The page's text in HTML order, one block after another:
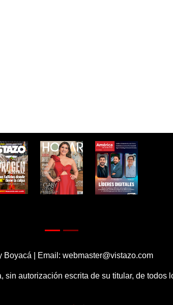
Boyacá | Email: webmaster@vistazo.com
autorización escrita de su titular, de todos